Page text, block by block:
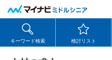
キーワード検索 検討リスト